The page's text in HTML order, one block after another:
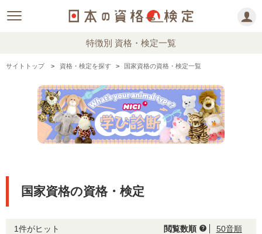
特徴別 資格・検定一覧
サイトトップ 資格・検定を探す 国家資格の資格・検定一覧
国家資格の資格・検定
1件がヒット 閲覧数順 help 50音順